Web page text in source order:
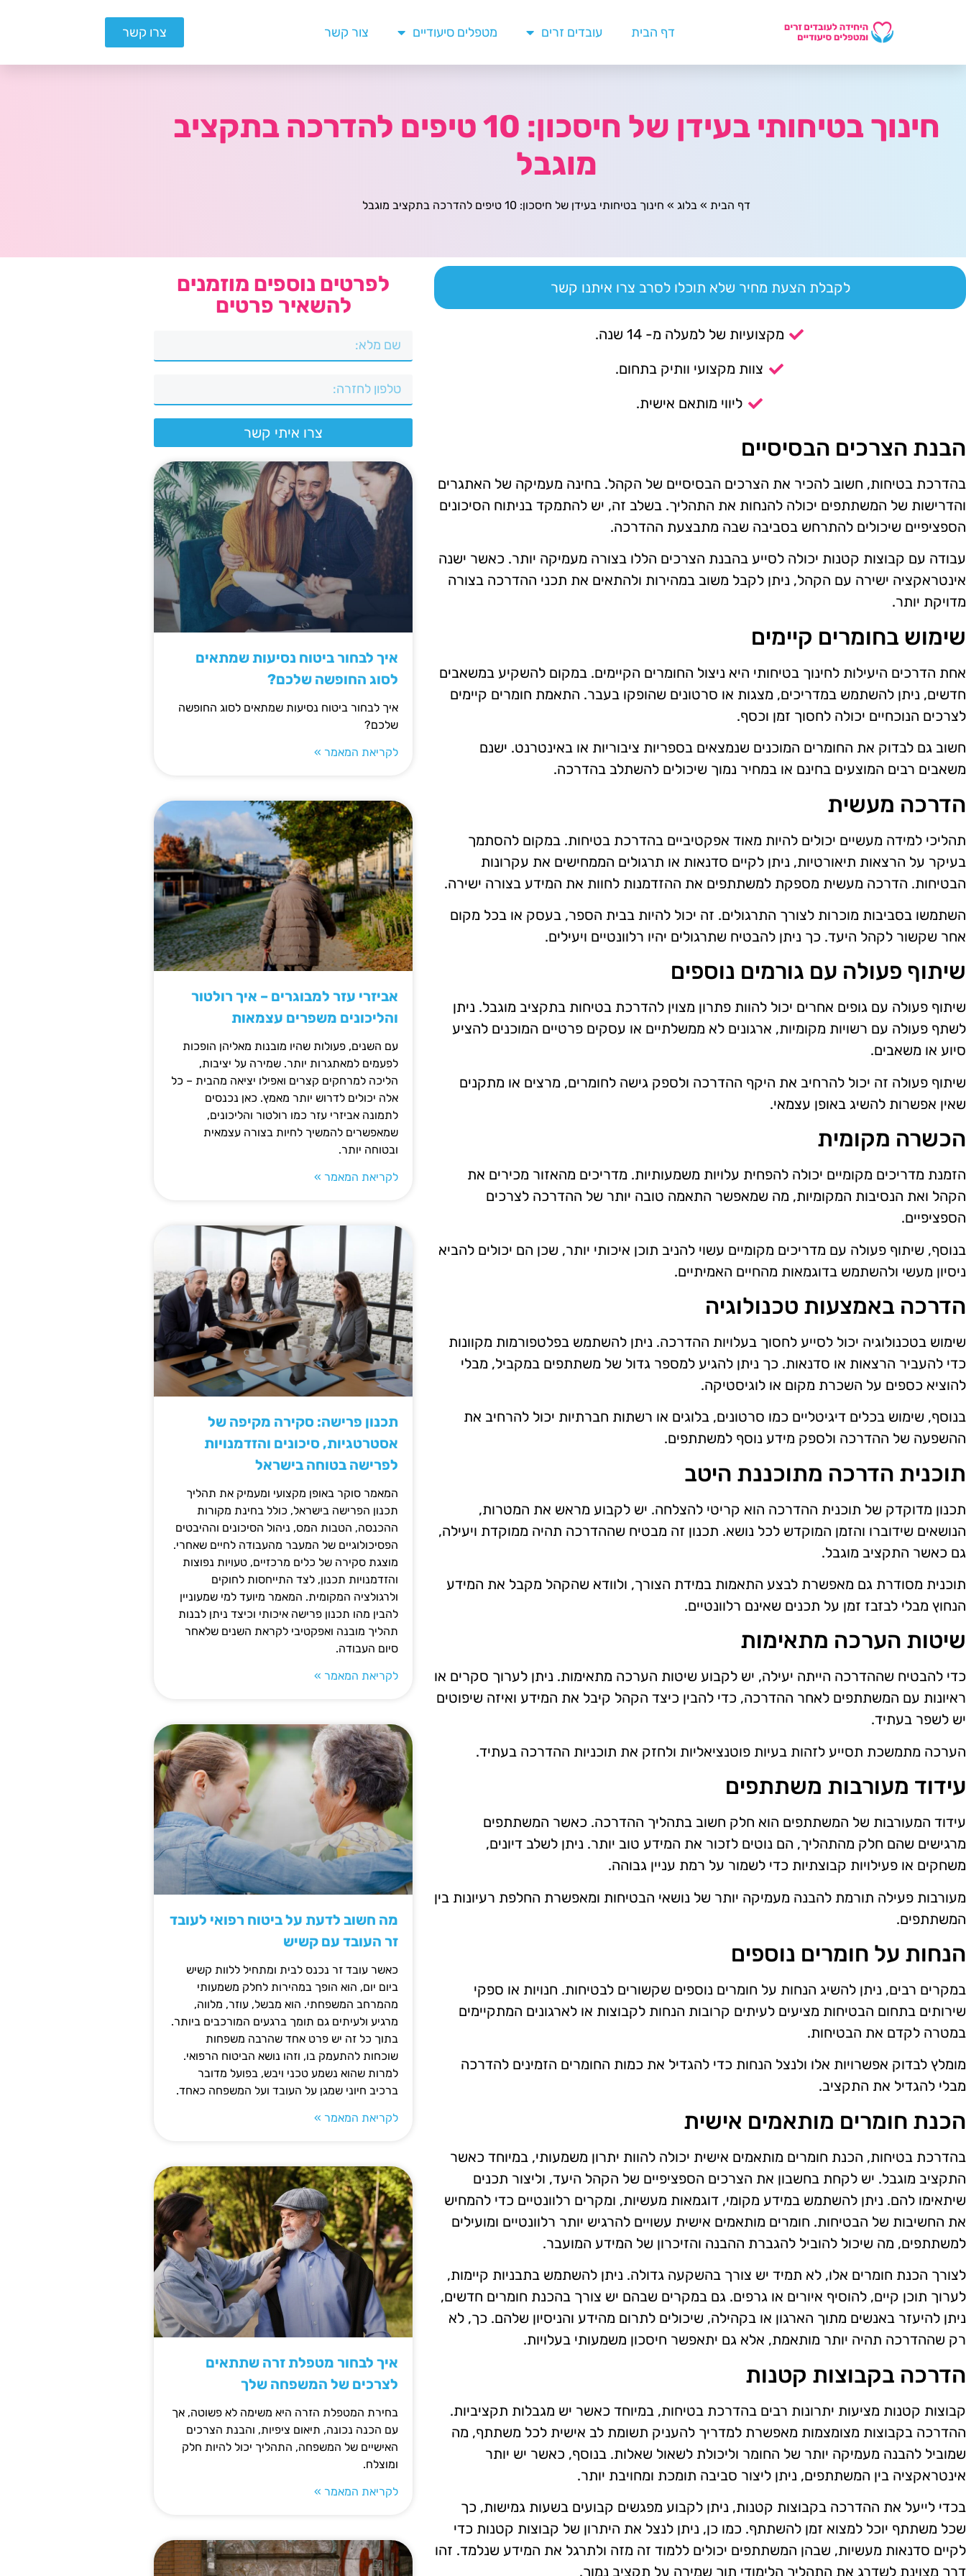
דף הבית עובדים זרים מטפלים סיעודיים צור קשר צרו קשר
חינוך בטיחותי בעידן של חיסכון: 10 טיפים להדרכה בתקציב
מוגבל
דף הבית » בלוג » חינוך בטיחותי בעידן של חיסכון: 10 טיפים להדרכה בתקציב מוגבל
לקבלת הצעת מחיר שלא תוכלו לסרב צרו איתנו קשר
מקצועיות של למעלה מ- 14 שנה.
צוות מקצועי וותיק בתחום.
ליווי מותאם אישית.
הבנת הצרכים הבסיסיים
בהדרכת בטיחות, חשוב להכיר את הצרכים הבסיסיים של הקהל. בחינה מעמיקה של האתגרים
והדרישות של המשתתפים יכולה להנחות את התהליך. בשלב זה, יש להתמקד בניתוח הסיכונים
הספציפיים שיכולים להתרחש בסביבה שבה מתבצעת ההדרכה.
עבודה עם קבוצות קטנות יכולה לסייע בהבנת הצרכים הללו בצורה מעמיקה יותר. כאשר ישנה
אינטראקציה ישירה עם הקהל, ניתן לקבל משוב במהירות ולהתאים את תכני ההדרכה בצורה
מדויקת יותר.
שימוש בחומרים קיימים
אחת הדרכים היעילות לחינוך בטיחותי היא ניצול החומרים הקיימים. במקום להשקיע במשאבים
חדשים, ניתן להשתמש במדריכים, מצגות או סרטונים שהופקו בעבר. התאמת חומרים קיימים
לצרכים הנוכחיים יכולה לחסוך זמן וכסף.
חשוב גם לבדוק את החומרים המוכנים שנמצאים בספריות ציבוריות או באינטרנט. ישנם
משאבים רבים המוצעים בחינם או במחיר נמוך שיכולים להשתלב בהדרכה.
הדרכה מעשית
תהליכי למידה מעשיים יכולים להיות מאוד אפקטיביים בהדרכת בטיחות. במקום להסתמך
בעיקר על הרצאות תיאורטיות, ניתן לקיים סדנאות או תרגולים הממחישים את עקרונות
הבטיחות. הדרכה מעשית מספקת למשתתפים את ההזדמנות לחוות את המידע בצורה ישירה.
השתמשו בסביבות מוכרות לצורך התרגולים. זה יכול להיות בבית הספר, בעסק או בכל מקום
אחר שקשור לקהל היעד. כך ניתן להבטיח שתרגולים יהיו רלוונטיים ויעילים.
שיתוף פעולה עם גורמים נוספים
שיתוף פעולה עם גופים אחרים יכול להוות פתרון מצוין להדרכת בטיחות בתקציב מוגבל. ניתן
לשתף פעולה עם רשויות מקומיות, ארגונים לא ממשלתיים או עסקים פרטיים המוכנים להציע
סיוע או משאבים.
שיתוף פעולה זה יכול להרחיב את היקף ההדרכה ולספק גישה לחומרים, מרצים או מתקנים
שאין אפשרות להשיג באופן עצמאי.
הכשרה מקומית
הזמנת מדריכים מקומיים יכולה להפחית עלויות משמעותיות. מדריכים מהאזור מכירים את
הקהל ואת הנסיבות המקומיות, מה שמאפשר התאמה טובה יותר של ההדרכה לצרכים
הספציפיים.
בנוסף, שיתוף פעולה עם מדריכים מקומיים עשוי להניב תוכן איכותי יותר, שכן הם יכולים להביא
ניסיון מעשי ולהשתמש בדוגמאות מהחיים האמיתיים.
הדרכה באמצעות טכנולוגיה
שימוש בטכנולוגיה יכול לסייע לחסוך בעלויות ההדרכה. ניתן להשתמש בפלטפורמות מקוונות
כדי להעביר הרצאות או סדנאות. כך ניתן להגיע למספר גדול של משתתפים במקביל, מבלי
להוציא כספים על השכרת מקום או לוגיסטיקה.
בנוסף, שימוש בכלים דיגיטליים כמו סרטונים, בלוגים או רשתות חברתיות יכול להרחיב את
ההשפעה של ההדרכה ולספק מידע נוסף למשתתפים.
תוכנית הדרכה מתוכננת היטב
תכנון מדוקדק של תוכנית ההדרכה הוא קריטי להצלחה. יש לקבוע מראש את המטרות,
הנושאים שידוברו והזמן המוקדש לכל נושא. תכנון זה מבטיח שההדרכה תהיה ממוקדת ויעילה,
גם כאשר התקציב מוגבל.
תוכנית מסודרת גם מאפשרת לבצע התאמות במידת הצורך, ולוודא שהקהל מקבל את המידע
הנחוץ מבלי לבזבז זמן על תכנים שאינם רלוונטיים.
שיטות הערכה מתאימות
כדי להבטיח שההדרכה הייתה יעילה, יש לקבוע שיטות הערכה מתאימות. ניתן לערוך סקרים או
ראיונות עם המשתתפים לאחר ההדרכה, כדי להבין כיצד הקהל קיבל את המידע ואיזה שיפוטים
יש לשפר בעתיד.
הערכה מתמשכת תסייע לזהות בעיות פוטנציאליות ולחזק את תוכניות ההדרכה בעתיד.
עידוד מעורבות משתתפים
עידוד המעורבות של המשתתפים הוא חלק חשוב בתהליך ההדרכה. כאשר המשתתפים
מרגישים שהם חלק מהתהליך, הם נוטים לזכור את המידע טוב יותר. ניתן לשלב דיונים,
משחקים או פעילויות קבוצתיות כדי לשמור על רמת עניין גבוהה.
מעורבות פעילה תורמת להבנה מעמיקה יותר של נושאי הבטיחות ומאפשרת החלפת רעיונות בין
המשתתפים.
הנחות על חומרים נוספים
במקרים רבים, ניתן להשיג הנחות על חומרים נוספים שקשורים לבטיחות. חנויות או ספקי
שירותים בתחום הבטיחות מציעים לעיתים קרובות הנחות לקבוצות או לארגונים המתקיימים
במטרה לקדם את הבטיחות.
מומלץ לבדוק אפשרויות אלו ולנצל הנחות כדי להגדיל את כמות החומרים הזמינים להדרכה
מבלי להגדיל את התקציב.
הכנת חומרים מותאמים אישית
בהדרכת בטיחות, הכנת חומרים מותאמים אישית יכולה להוות יתרון משמעותי, במיוחד כאשר
התקציב מוגבל. יש לקחת בחשבון את הצרכים הספציפיים של הקהל היעד, וליצור תכנים
שיתאימו להם. ניתן להשתמש במידע מקומי, דוגמאות מעשיות, ומקרים רלוונטיים כדי להמחיש
את החשיבות של הבטיחות. חומרים מותאמים אישית עשויים להרגיש יותר רלוונטיים ומועילים
למשתתפים, מה שיכול להוביל להגברת ההבנה והזיכרון של המידע המועבר.
לצורך הכנת חומרים אלו, לא תמיד יש צורך בהשקעה גדולה. ניתן להשתמש בתבניות קיימות,
לערוך תוכן קיים, להוסיף איורים או גרפים. גם במקרים שבהם יש צורך בהכנת חומרים חדשים,
ניתן להיעזר באנשים מתוך הארגון או בקהילה, שיכולים לתרום מהידע והניסיון שלהם. כך, לא
רק שההדרכה תהיה יותר מותאמת, אלא גם יתאפשר חיסכון משמעותי בעלויות.
הדרכה בקבוצות קטנות
קבוצות קטנות מציעות יתרונות רבים בהדרכת בטיחות, במיוחד כאשר יש מגבלות תקציביות.
ההדרכה בקבוצות מצומצמות מאפשרת למדריך להעניק תשומת לב אישית לכל משתתף, מה
שמוביל להבנה מעמיקה יותר של החומר וליכולת לשאול שאלות. בנוסף, כאשר יש יותר
אינטראקציה בין המשתתפים, ניתן ליצור סביבה תומכת ומחויבת יותר.
בכדי לייעל את ההדרכה בקבוצות קטנות, ניתן לקבוע מפגשים קבועים בשעות גמישות, כך
שכל משתתף יוכל למצוא זמן להשתתף. כמו כן, ניתן לנצל את היתרון של קבוצות קטנות כדי
לקיים סדנאות מעשיות, שבהן המשתתפים יכולים ללמוד זה מזה ולתרגל את המידע שנלמד. זהו
דרך מצוינת לשדרג את התהליך הלימודי תוך שמירה על תקציב נמוך.
לפרטים נוספים מוזמנים
להשאיר פרטים
צרו איתי קשר
איך לבחור ביטוח נסיעות שמתאים
לסוג החופשה שלכם?
איך לבחור ביטוח נסיעות שמתאים לסוג החופשה
שלכם?
לקריאת המאמר »
אביזרי עזר למבוגרים – איך רולטור
והליכונים משפרים עצמאות
עם השנים, פעולות שהיו מובנות מאליהן הופכות
לפעמים למאתגרות יותר. שמירה על יציבות,
הליכה למרחקים קצרים ואפילו יציאה מהבית – כל
אלה יכולים לדרוש יותר מאמץ. כאן נכנסים
לתמונה אביזרי עזר כמו רולטור והליכונים,
שמאפשרים להמשיך לחיות בצורה עצמאית
ובטוחה יותר.
לקריאת המאמר »
תכנון פרישה: סקירה מקיפה של
אסטרטגיות, סיכונים והזדמנויות
לפרישה בטוחה בישראל
המאמר סוקר באופן מקצועי ומעמיק את תהליך
תכנון הפרישה בישראל, כולל בחינת מקורות
ההכנסה, הטבות המס, ניהול הסיכונים וההיבטים
הפסיכולוגיים של המעבר מהעבודה לחיים שאחרי.
מוצגת סקירה של כלים מרכזיים, טעויות נפוצות
והזדמנויות תכנון, לצד התייחסות לחוקים
ולרגולציה המקומית. המאמר מיועד למי שמעוניין
להבין מהו תכנון פרישה איכותי וכיצד ניתן לבנות
תהליך מובנה ואפקטיבי לקראת השנים שלאחר
סיום העבודה.
לקריאת המאמר »
מה חשוב לדעת על ביטוח רפואי לעובד
זר העובד עם קשיש
כאשר עובד זר נכנס לבית ומתחיל ללוות קשיש
ביום יום, הוא הופך במהירות לחלק משמעותי
מהמרחב המשפחתי. הוא מבשל, עוזר, מלווה,
מרגיע ולעיתים גם תומך ברגעים המורכבים ביותר.
בתוך כל זה יש פרט אחד שהרבה משפחות
שוכחות להתעמק בו, וזהו נושא הביטוח הרפואי.
למרות שהוא נשמע טכני ויבש, בפועל מדובר
ברכיב חיוני שמגן על העובד ועל המשפחה כאחד.
לקריאת המאמר »
איך לבחור מטפלת זרה שתתאים
לצרכים של המשפחה שלך
בחירת המטפלת הזרה היא משימה לא פשוטה, אך
עם הכנה נכונה, תיאום ציפיות, והבנת הצרכים
האישיים של המשפחה, התהליך יכול להיות חלק
ומוצלח.
לקריאת המאמר »